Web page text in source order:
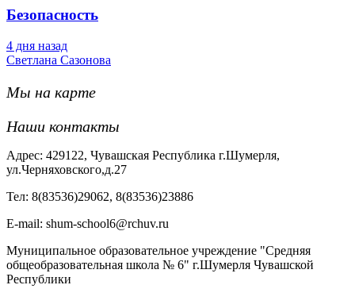
Безопасность
4 дня назад
Светлана Сазонова
Мы на карте
Наши контакты
Адрес: 429122, Чувашская Республика г.Шумерля,
ул.Черняховского,д.27
Тел: 8(83536)29062, 8(83536)23886
Е-mail: shum-school6@rchuv.ru
Муниципальное образовательное учреждение "Средняя
общеобразовательная школа № 6" г.Шумерля Чувашской
Республики